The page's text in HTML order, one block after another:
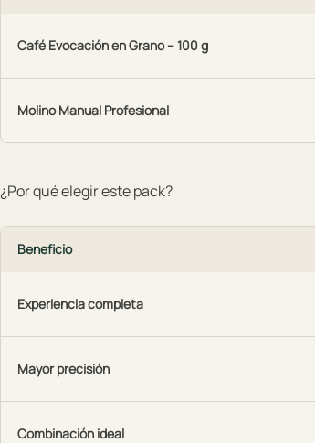
Café Evocación en Grano – 100 g
Molino Manual Profesional
¿Por qué elegir este pack?
Beneficio
Experiencia completa
Mayor precisión
Combinación ideal